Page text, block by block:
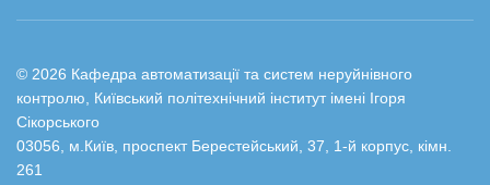
© 2026 Кафедра автоматизації та систем неруйнівного
контролю, Київський політехнічний інститут імені Ігоря
Сікорського
03056, м.Київ, проспект Берестейський, 37, 1-й корпус, кімн.
261